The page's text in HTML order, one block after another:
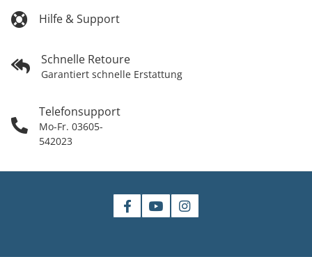
Hilfe & Support
Schnelle Retoure
Garantiert schnelle Erstattung
Telefonsupport
Mo-Fr. 03605-
542023